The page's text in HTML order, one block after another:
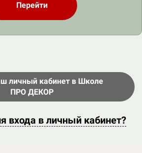
Перейти
личный кабинет в Школе
ПРО ДЕКОР
входа в личный кабинет?